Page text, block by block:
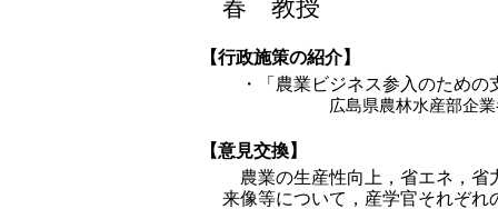
春 教授
【行政施策の紹介】
・「農業ビジネス参入のための
広島県農林水産部企
【意見交換】
農業の生産性向上，省エネ，省
来像等について，産学官それぞれ